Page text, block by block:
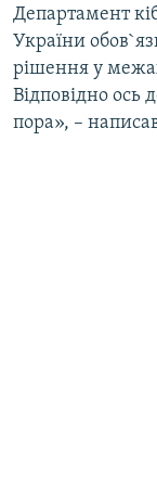
Департамент
України
рішення у
Відповідно ось
пора», –